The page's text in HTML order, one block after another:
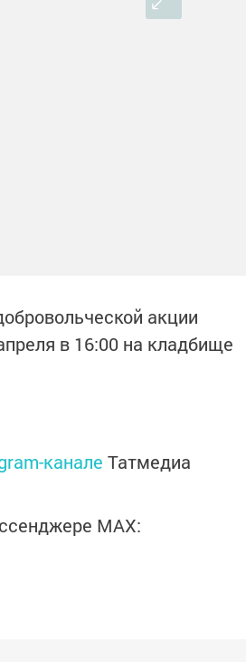
акции
в 16:00 на кладбище
канале Татмедиа
MАХ: